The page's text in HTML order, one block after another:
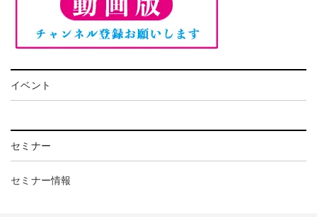
イベント
セミナー
セミナー情報